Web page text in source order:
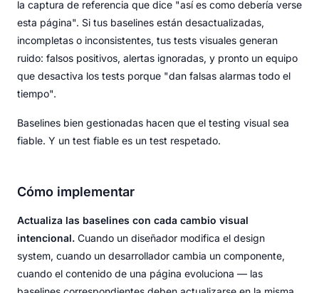
la captura de referencia que dice "así es como debería verse
esta página". Si tus baselines están desactualizadas,
incompletas o inconsistentes, tus tests visuales generan
ruido: falsos positivos, alertas ignoradas, y pronto un equipo
que desactiva los tests porque "dan falsas alarmas todo el
tiempo".
Baselines bien gestionadas hacen que el testing visual sea
fiable. Y un test fiable es un test respetado.
Cómo implementar
Actualiza las baselines con cada cambio visual
intencional. Cuando un diseñador modifica el design
system, cuando un desarrollador cambia un componente,
cuando el contenido de una página evoluciona — las